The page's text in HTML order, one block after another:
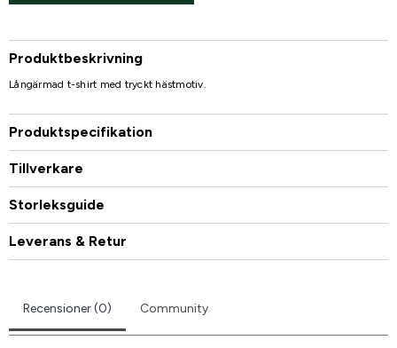
Produktbeskrivning
Långärmad t-shirt med tryckt hästmotiv.
Produktspecifikation
Tillverkare
Storleksguide
Leverans & Retur
Recensioner (0) Community